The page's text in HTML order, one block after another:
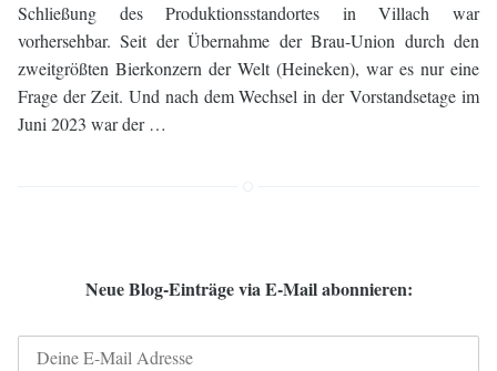
Schließung des Produktionsstandortes in Villach war
vorhersehbar. Seit der Übernahme der Brau-Union durch den
zweitgrößten Bierkonzern der Welt (Heineken), war es nur eine
Frage der Zeit. Und nach dem Wechsel in der Vorstandsetage im
Juni 2023 war der …
Neue Blog-Einträge via E-Mail abonnieren: